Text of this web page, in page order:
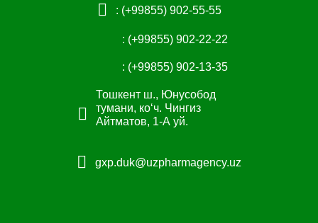
: (+99855) 902-55-55
: (+99855) 902-22-22
: (+99855) 902-13-35
Тошкент ш., Юнусобод
тумани, коʻч. Чингиз
Айтматов, 1-А уй.
gxp.duk@uzpharmagency.uz